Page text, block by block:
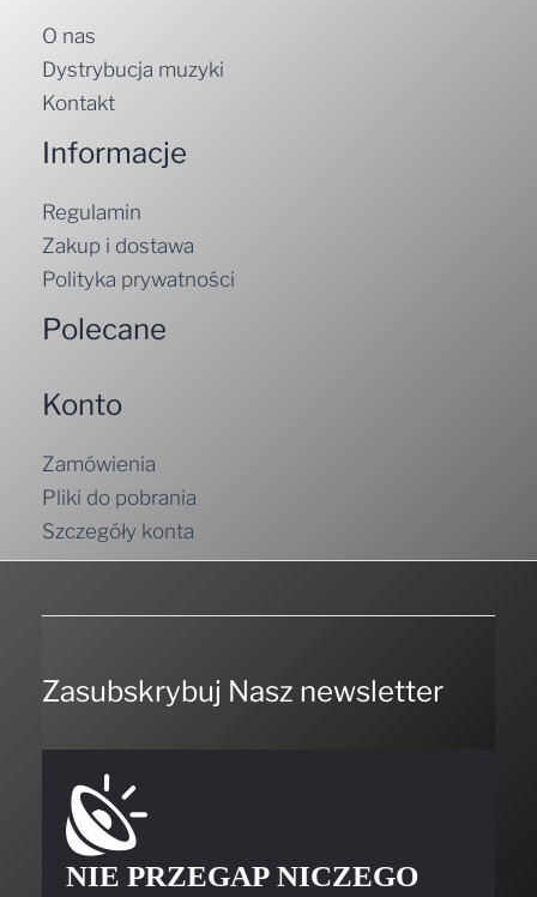
O nas
Dystrybucja muzyki
Kontakt
Informacje
Regulamin
Zakup i dostawa
Polityka prywatności
Polecane
Konto
Zamówienia
Pliki do pobrania
Szczegóły konta
Zasubskrybuj Nasz newsletter
NIE PRZEGAP NICZEGO